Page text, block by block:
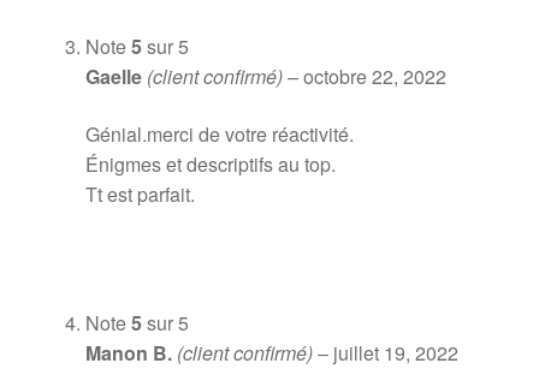
Note5sur 5
Gaelle (client confirmé)–octobre 22, 2022
Génial.merci de votre réactivité.
Énigmes et descriptifs au top.
Tt est parfait.
Note5sur 5
Manon B. (client confirmé)– juillet 19, 2022